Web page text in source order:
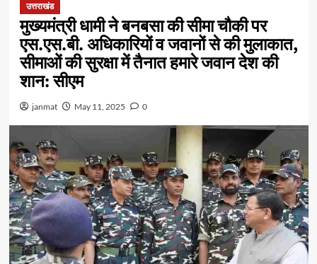
उत्तराखंड
मुख्यमंत्री धामी ने बनबसा की सीमा चौकी पर
एस.एस.बी. अधिकारियों व जवानों से की मुलाकात,
सीमाओं की सुरक्षा में तैनात हमारे जवान देश की
शान: सीएम
janmat May 11, 2025 0